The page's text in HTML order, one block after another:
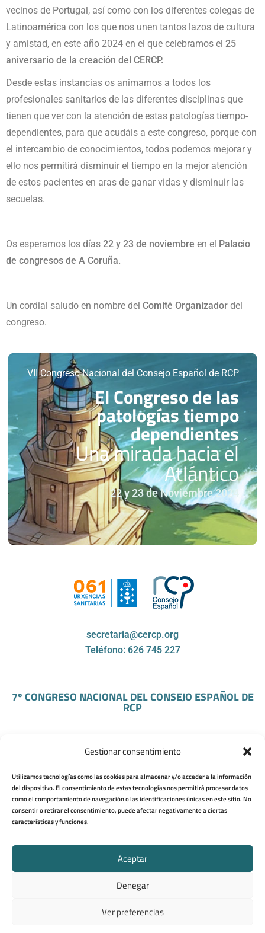
Gestionar consentimiento
Utilizamos tecnologías como las cookies para almacenar y/o acceder a la información
del dispositivo. El consentimiento de estas tecnologías nos permitirá procesar datos
como el comportamiento de navegación o las identificaciones únicas en este sitio. No
consentir o retirar el consentimiento, puede afectar negativamente a ciertas
características y funciones.
Aceptar
Denegar
Ver preferencias
vecinos de Portugal, así como con los diferentes colegas de
Latinoamérica con los que nos unen tantos lazos de cultura
y amistad, en este año 2024 en el que celebramos el 25
aniversario de la creación del CERCP.
Desde estas instancias os animamos a todos los
profesionales sanitarios de las diferentes disciplinas que
tienen que ver con la atención de estas patologías tiempo-
dependientes, para que acudáis a este congreso, porque con
el intercambio de conocimientos, todos podemos mejorar y
ello nos permitirá disminuir el tiempo en la mejor atención
de estos pacientes en aras de ganar vidas y disminuir las
secuelas.
Os esperamos los días 22 y 23 de noviembre en el Palacio
de congresos de A Coruña.
Un cordial saludo en nombre del Comité Organizador del
congreso.
VII Congreso Nacional del Consejo Español de RCP
El Congreso de las
patologías tiempo
dependientes
Una mirada hacia el
Atlántico
22 y 23 de Noviembre 2024
secretaria@cercp.org
Teléfono: 626 745 227
7º CONGRESO NACIONAL DEL CONSEJO ESPAÑOL DE
RCP
LUGAR DE CELEBRACIÓN:
Palacio de Exposiciones de Coruña
© 2024 Consejo Español de RCP | Servicio web y
plataforma:Eventos
Política de Privacidad|